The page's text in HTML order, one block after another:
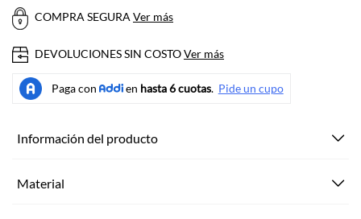
COMPRA SEGURAVer más
DEVOLUCIONES SIN COSTOVer más
Información del producto
Material